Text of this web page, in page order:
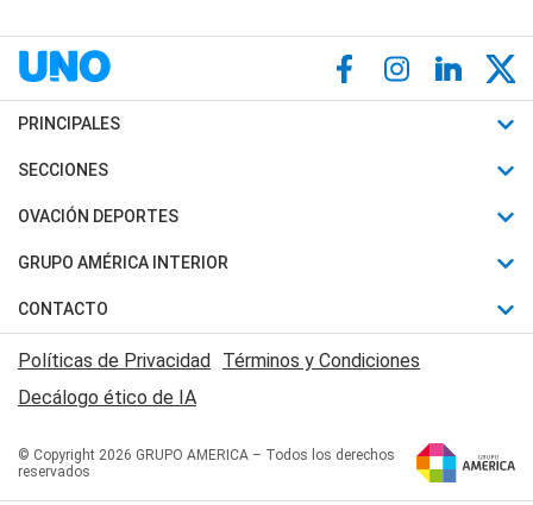
PRINCIPALES
Últimas Noticias
Política
Judiciales
Economia
SECCIONES
Horóscopo
Motores
Trucos caseros
Series y Películas
Edictos y Solicitadas
OVACIÓN DEPORTES
Fútbol
Mundial
Automovilismo
Rugby
Básquet
GRUPO AMÉRICA INTERIOR
Canal 7 en Vivo
San Juan 8
CONTACTO
Acerca de Nosotros
Contactanos
Políticas de Privacidad Términos y Condiciones
Decálogo ético de IA
© Copyright 2026 GRUPO AMERICA – Todos los derechos
reservados